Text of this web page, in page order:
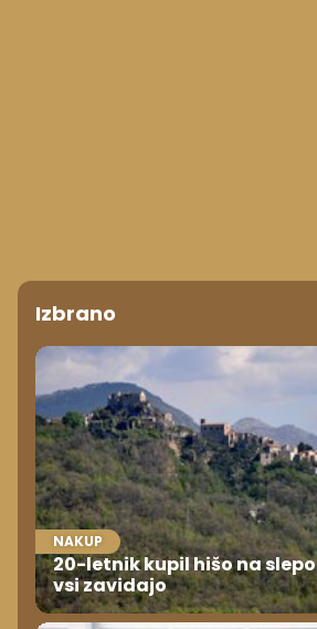
Izbrano
NAKUP
20-letnik kupil hišo na
vsi zavidajo